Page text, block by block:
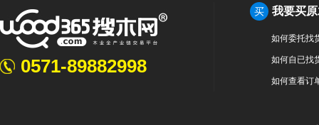
0571-89882998
买 我要买
如何委托找
如何自已找
如何查看订